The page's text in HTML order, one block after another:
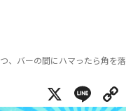
、バーの間にハマったら角を
X Line